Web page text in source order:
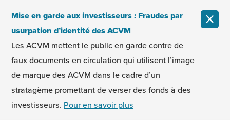
Mise en garde aux investisseurs : Fraudes par
usurpation d’identité des ACVM
Les ACVM mettent le public en garde contre de
faux documents en circulation qui utilisent l’image
de marque des ACVM dans le cadre d’un
stratagème promettant de verser des fonds à des
investisseurs. Pour en savoir plus